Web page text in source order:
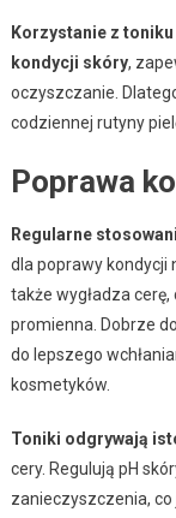
Korzystanie z
kondycji skóry,
oczyszczanie.
codziennej rutyny
Poprawa
Regularne
dla poprawy kondycji
także wygładza
promienna. Dobrze
do lepszego
kosmetyków.
Toniki odgrywają
cery. Regulują pH
zanieczyszczenia,